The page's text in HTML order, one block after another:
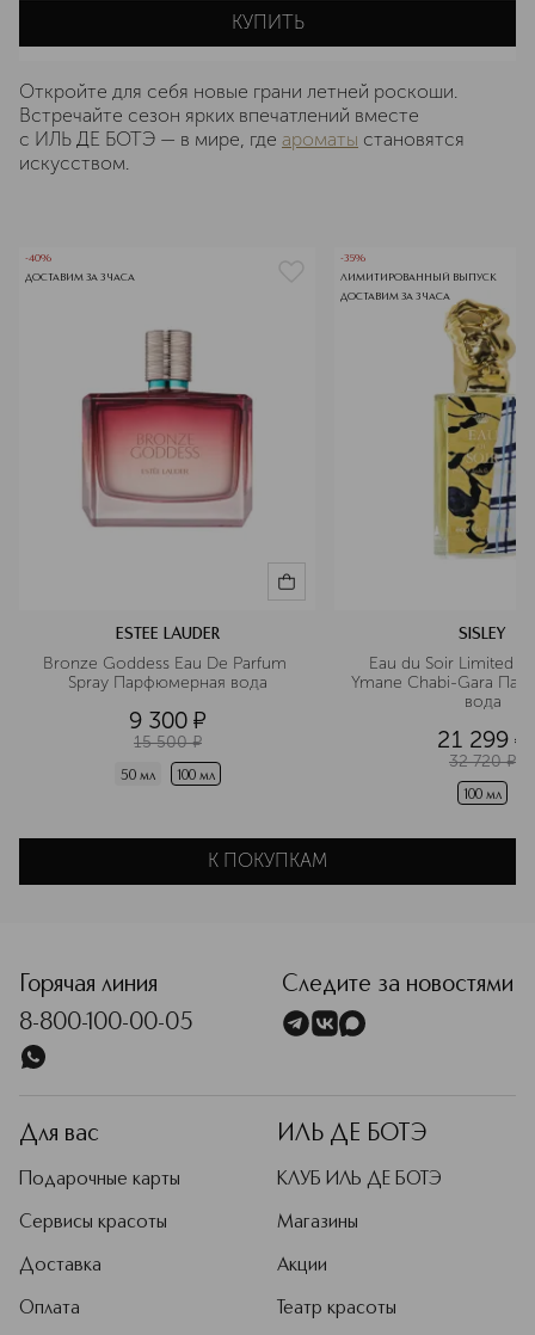
КУПИТЬ
Откройте для себя новые грани летней роскоши.
Встречайте сезон ярких впечатлений вместе
с ИЛЬ ДЕ БОТЭ — в мире, где ароматы становятся
искусством.
-40%
ДОСТАВИМ ЗА 3 ЧАСА
ESTEE LAUDER
Bronze Goddess Eau De Parfum
Spray Парфюмерная вода
9 300 ¤
15 500 ¤
50 мл 100 мл
-35%
ЛИМИТИРОВАННЫЙ ВЫПУСК
ДОСТАВИМ ЗА 3 ЧАСА
SISLEY
Eau du Soir Limited
Ymane Chabi-Gara
вода
21 299 ¤
32 720 ¤
100 мл
К ПОКУПКАМ
Горячая линия
8-800-100-00-05
Следите за новостями
Для вас
Подарочные карты
Сервисы красоты
Доставка
Оплата
ИЛЬ ДЕ БОТЭ
КЛУБ ИЛЬ ДЕ БОТЭ
Магазины
Акции
Театр красоты